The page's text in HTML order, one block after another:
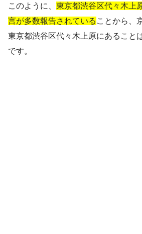
このように、 東京都渋谷区代々木上
言が多数報告されている ことから、
東京都渋谷区代々木上原にあること
です。